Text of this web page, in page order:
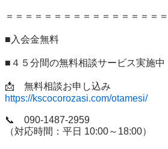
＝＝＝＝＝＝＝＝＝＝＝＝＝＝＝＝
■入会金無料
■４５分間の無料相談サービス実施中
https://kscocorozasi.com/otamesi/
📞　090-1487-2959
（対応時間：平日 10:00～18:00）